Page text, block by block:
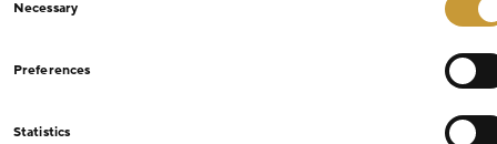
Selection
Necessary
Preferences
Statistics